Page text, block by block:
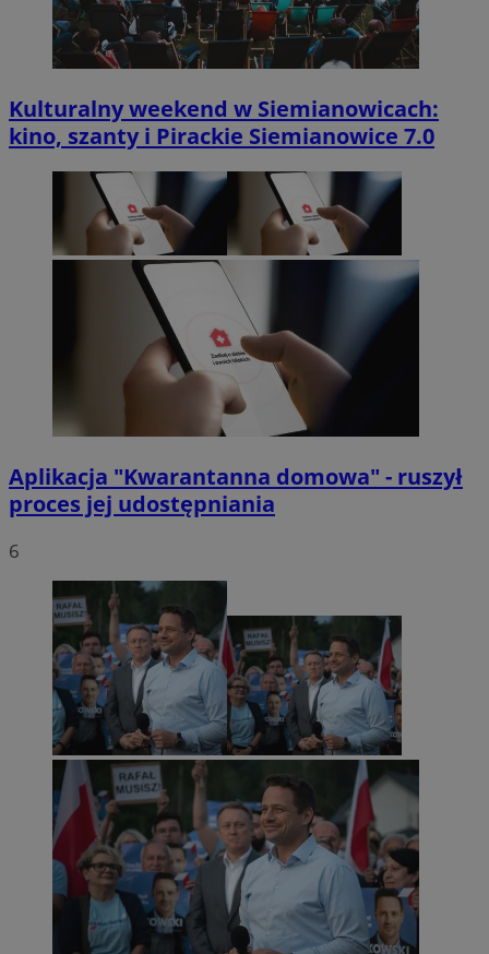
Kulturalny weekend w Siemianowicach:
kino, szanty i Pirackie Siemianowice 7.0
Aplikacja "Kwarantanna domowa" - ruszył
proces jej udostępniania
6